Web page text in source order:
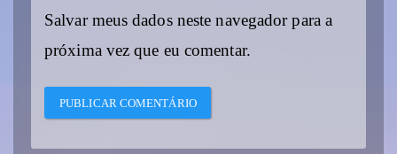
Salvar meus dados neste navegador para a
próxima vez que eu comentar.